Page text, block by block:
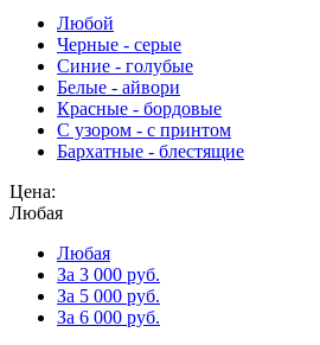
Любой
Черные - серые
Синие - голубые
Белые - айвори
Красные - бордовые
С узором - с принтом
Бархатные - блестящие
Цена:
Любая
Любая
За 3 000 руб.
За 5 000 руб.
За 6 000 руб.